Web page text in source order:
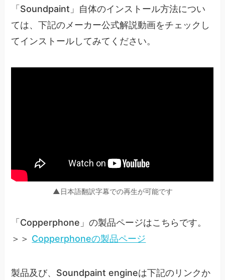
「Soundpaint」自体のインストール方法につい
ては、下記のメーカー公式解説動画をチェックし
てインストールしてみてください。
▲日本語翻訳字幕での再生が可能です
「Copperphone」の製品ページはこちらです。
＞＞ Copperphoneの製品ページ
製品及び、Soundpaint engineは下記のリンクか